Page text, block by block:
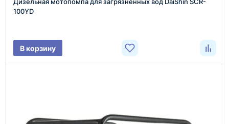
Менеджер связывается с вами, уточняет
стоимость товара и ориентировочную стоимость
100YD
В корзину